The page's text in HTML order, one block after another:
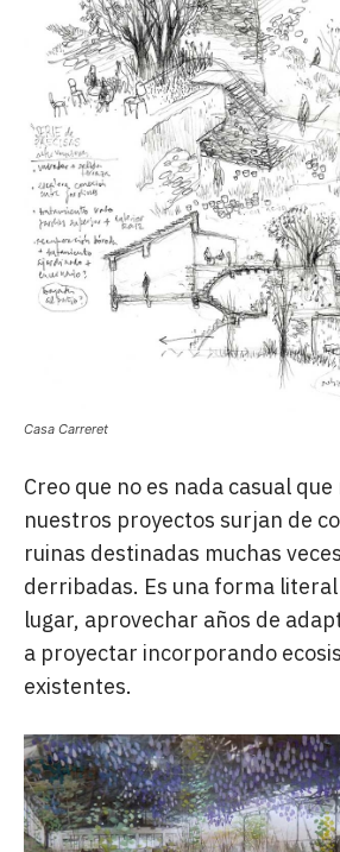
Casa Carreret
Creo que no es nada casual
nuestros proyectos surjan de
ruinas destinadas muchas
derribadas. Es una forma
lugar, aprovechar años de
a proyectar incorporando
existentes.